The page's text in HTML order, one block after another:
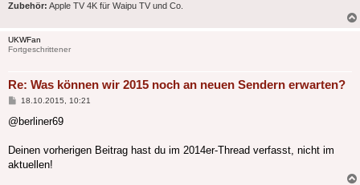
Zubehör: Apple TV 4K für Waipu TV und Co.
UKWFan
Fortgeschrittener
Re: Was können wir 2015 noch an neuen Sendern erwarten?
Beitrag
18.10.2015, 10:21
@berliner69
Deinen vorherigen Beitrag hast du im 2014er-Thread verfasst, nicht im
aktuellen!